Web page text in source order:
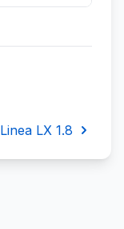
Linea LX 1.8